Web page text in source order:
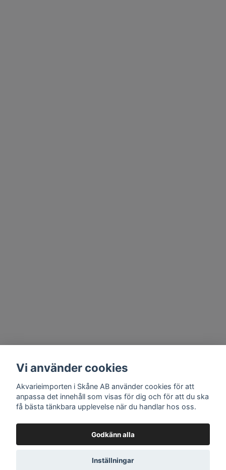
Vi använder cookies
Akvarieimporten i Skåne AB använder cookies för att
anpassa det innehåll som visas för dig och för att du ska
få bästa tänkbara upplevelse när du handlar hos oss.
Godkänn alla
Inställningar